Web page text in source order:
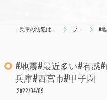
ブログ #地
#地震#最近多い#有感
兵庫#西宮市#甲子園
2022/04/09